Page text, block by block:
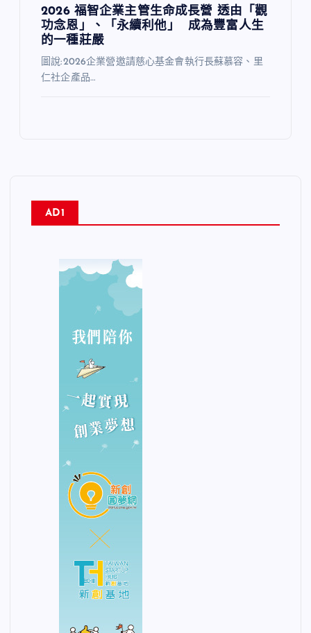
2026 福智企業主管生命成長營 透由「觀
功念恩」、「永續利他」 成為豐富人生
的一種莊嚴
圖說:2026企業營邀請慈心基金會執行長蘇慕容、里
仁社企產品…
AD1